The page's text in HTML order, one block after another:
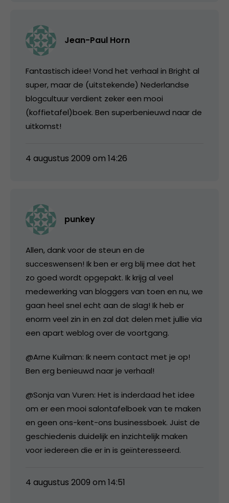
Jean-Paul Horn
Fantastisch idee! Vond het verhaal in Bright al
super, maar de (uitstekende) Nederlandse
blogcultuur verdient zeker een mooi
(koffietafel)boek. Ben superbenieuwd naar de
uitkomst!
4 augustus 2009 om 14:26
punkey
Allen, dank voor de steun en de
succeswensen! Ik ben er erg blij mee dat het
zo goed wordt opgepakt. Ik krijg al veel
medewerking van bloggers van toen en nu, we
gaan heel snel echt aan de slag! Ik heb er
enorm veel zin in en zal dat delen met jullie via
een apart weblog over de voortgang.
@Arne Kuilman: Ik neem contact met je op!
Ben erg benieuwd naar je verhaal!
@Sonja van Vuren: Het is inderdaad het idee
om er een mooi salontafelboek van te maken
en geen ons-kent-ons businessboek. Juist de
geschiedenis duidelijk en inzichtelijk maken
voor iedereen die er in is geïnteresseerd.
4 augustus 2009 om 14:51